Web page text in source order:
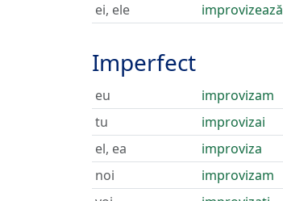
ei, ele
improvizează
Imperfect
eu
improvizam
tu
improvizai
el, ea
improviza
noi
improvizam